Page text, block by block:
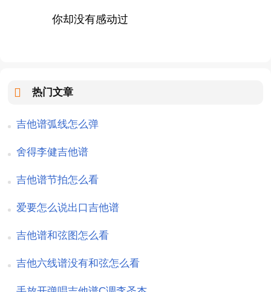
你却没有感动过
热门文章
吉他谱弧线怎么弹
舍得李健吉他谱
吉他谱节拍怎么看
爱要怎么说出口吉他谱
吉他谱和弦图怎么看
吉他六线谱没有和弦怎么看